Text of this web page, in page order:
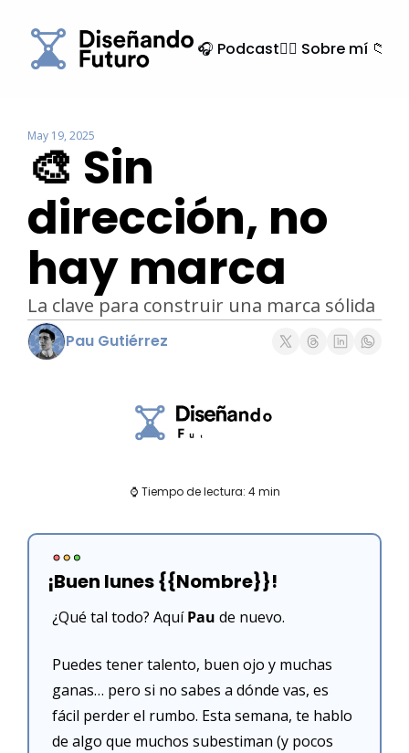
🎧 Podcast🙍‍♂️ Sobre mí 📁
May 19, 2025
🎨 Sin
dirección, no
hay marca
La clave para construir una marca sólida
Pau Gutiérrez
⌚ Tiempo de lectura: 4 min
¡Buen lunes {{Nombre}}!
¿Qué tal todo? Aquí Pau de nuevo.
Puedes tener talento, buen ojo y muchas
ganas… pero si no sabes a dónde vas, es
fácil perder el rumbo. Esta semana, te hablo
de algo que muchos subestiman (y pocos